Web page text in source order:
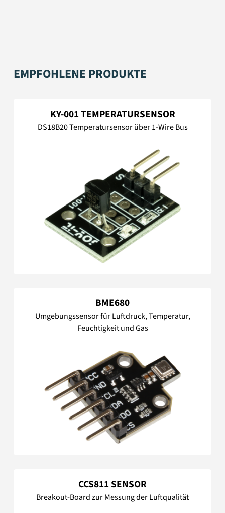
EMPFOHLENE PRODUKTE
KY-001 TEMPERATURSENSOR
DS18B20 Temperatursensor über 1-Wire Bus
BME680
Umgebungssensor für Luftdruck, Temperatur,
Feuchtigkeit und Gas
CCS811 SENSOR
Breakout-Board zur Messung der Luftqualität